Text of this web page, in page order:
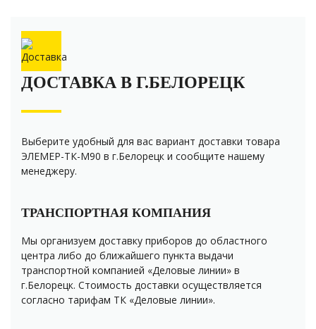
ДОСТАВКА В Г.БЕЛОРЕЦК
Выберите удобный для вас вариант доставки товара
ЭЛЕМЕР-ТК-М90 в г.Белорецк и сообщите нашему
менеджеру.
ТРАНСПОРТНАЯ КОМПАНИЯ
Мы организуем доставку приборов до областного
центра либо до ближайшего пункта выдачи
транспортной компанией «Деловые линии» в
г.Белорецк. Стоимость доставки осуществляется
согласно тарифам ТК «Деловые линии».